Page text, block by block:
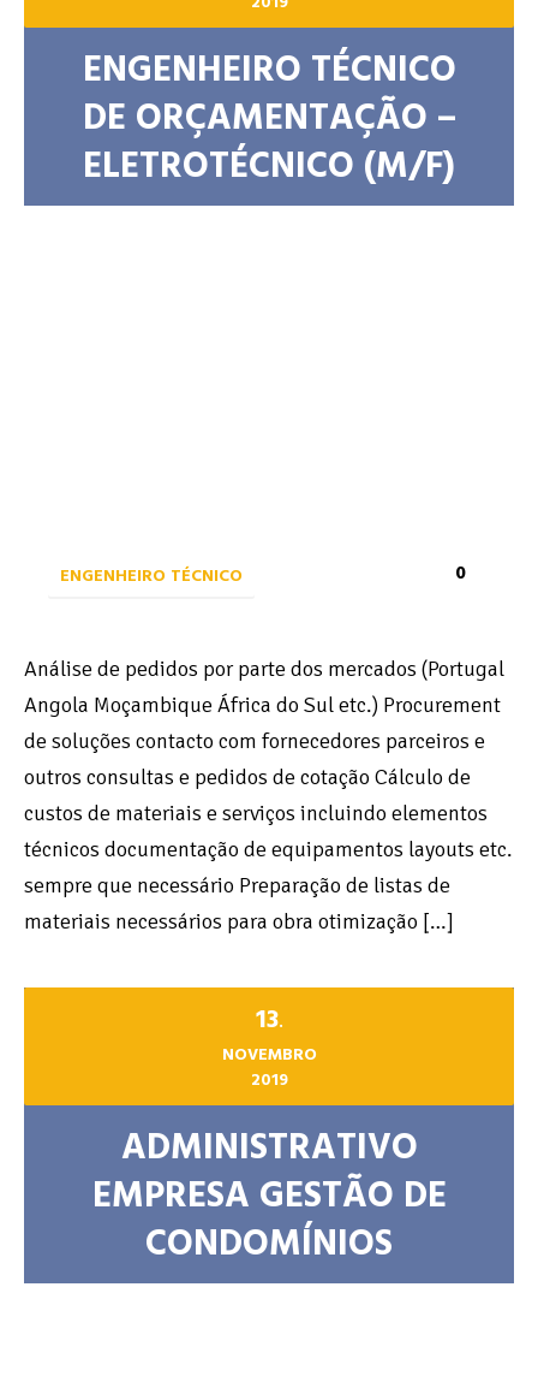
ENGENHEIRO TÉCNICO
DE ORÇAMENTAÇÃO –
ELETROTÉCNICO (M/F)
ENGENHEIRO TÉCNICO 0
Análise de pedidos por parte dos mercados (Portugal
Angola Moçambique África do Sul etc.) Procurement
de soluções contacto com fornecedores parceiros e
outros consultas e pedidos de cotação Cálculo de
custos de materiais e serviços incluindo elementos
técnicos documentação de equipamentos layouts etc.
sempre que necessário Preparação de listas de
materiais necessários para obra otimização […]
13.
NOVEMBRO
2019
ADMINISTRATIVO
EMPRESA GESTÃO DE
CONDOMÍNIOS